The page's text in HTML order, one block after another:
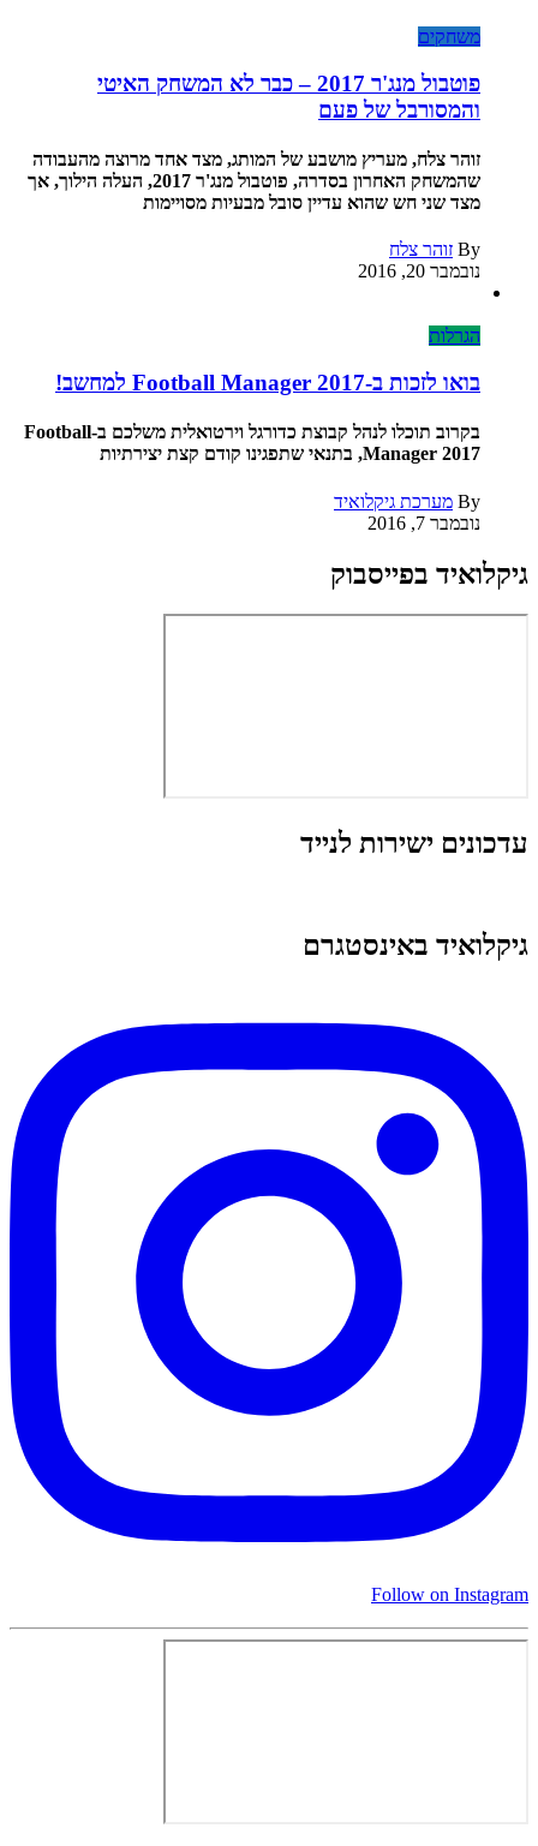
משחקים
פוטבול מנג'ר 2017 – כבר לא המשחק האיטי
והמסורבל של פעם
זוהר צלח, מעריץ מושבע של המותג, מצד אחד מרוצה מהעבודה
שהמשחק האחרון בסדרה, פוטבול מנג'ר 2017, העלה הילוך, אך
מצד שני חש שהוא עדיין סובל מבעיות מסויימות
By זוהר צלח
נובמבר 20, 2016
הגרלות
בואו לזכות ב-Football Manager 2017 למחשב!
בקרוב תוכלו לנהל קבוצת כדורגל וירטואלית משלכם ב-Football
Manager 2017, בתנאי שתפגינו קודם קצת יצירתיות
By מערכת גיקלואיד
נובמבר 7, 2016
גיקלואיד בפייסבוק
עדכונים ישירות לנייד
גיקלואיד באינסטגרם
Follow on Instagram